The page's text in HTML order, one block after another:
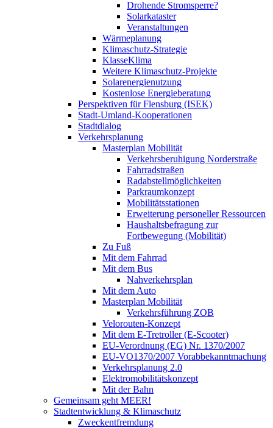
Drohende Stromsperre?
Solarkataster
Veranstaltungen
Wärmeplanung
Klimaschutz-Strategie
KlasseKlima
Weitere Klimaschutz-Projekte
Solarenergienutzung
Kostenlose Energieberatung
Perspektiven für Flensburg (ISEK)
Stadt-Umland-Kooperationen
Stadtdialog
Verkehrsplanung
Masterplan Mobilität
Verkehrsberuhigung Norderstraße
Fahrradstraßen
Radabstellmöglichkeiten
Parkraumkonzept
Mobilitätsstationen
Erweiterung personeller Ressourcen
Haushaltsbefragung zur
Fortbewegung (Mobilität)
Zu Fuß
Mit dem Fahrrad
Mit dem Bus
Nahverkehrsplan
Mit dem Auto
Masterplan Mobilität
Verkehrsführung ZOB
Velorouten-Konzept
Mit dem E-Tretroller (E-Scooter)
EU-Verordnung (EG) Nr. 1370/2007
EU-VO1370/2007 Vorabbekanntmachung
Verkehrsplanung 2.0
Elektromobilitätskonzept
Mit der Bahn
Gemeinsam geht MEER!
Stadtentwicklung & Klimaschutz
Zweckentfremdung